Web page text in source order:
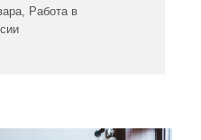
, Работа в